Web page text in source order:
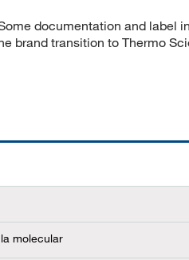
documentation and label
brand transition to Thermo
molecular